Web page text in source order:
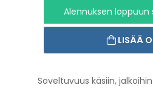
Alennuksen
LISÄÄ
Soveltuvuus käsiin,